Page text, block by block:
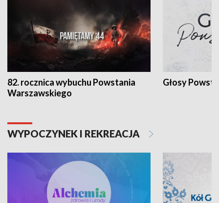
82. rocznica wybuchu Powstania
Warszawskiego
Głosy
WYPOCZYNEK I REKREACJA